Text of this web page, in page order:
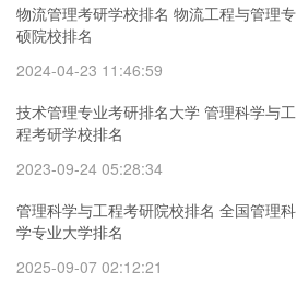
物流管理考研学校排名 物流工程与管理专
硕院校排名
2024-04-23 11:46:59
技术管理专业考研排名大学 管理科学与工
程考研学校排名
2023-09-24 05:28:34
管理科学与工程考研院校排名 全国管理科
学专业大学排名
2025-09-07 02:12:21